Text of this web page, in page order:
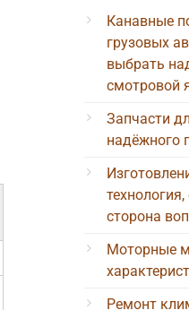
Канавные
грузовых
выбрать
смотровой
Запчасти
надёжного
сторона
Моторные
Ремонт